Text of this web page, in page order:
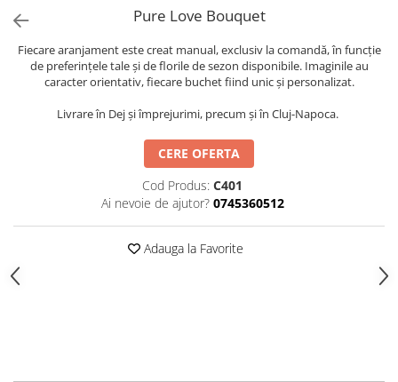
Pure Love Bouquet
Fiecare aranjament este creat manual, exclusiv la comandă, în funcție
de preferințele tale și de florile de sezon disponibile. Imaginile au
caracter orientativ, fiecare buchet fiind unic și personalizat.
Livrare în Dej și împrejurimi, precum și în Cluj-Napoca.
CERE OFERTA
Cod Produs: C401
Ai nevoie de ajutor? 0745360512
Adauga la Favorite